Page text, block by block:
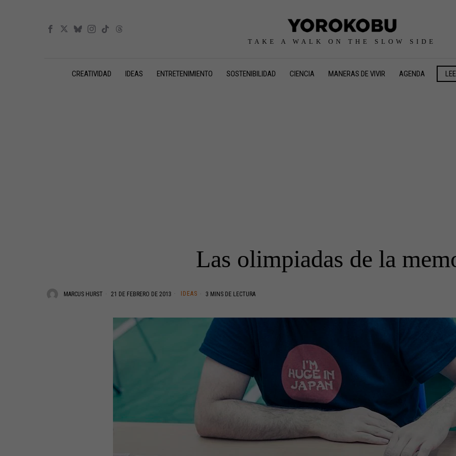
TAKE A WALK ON THE SLOW SIDE
CREATIVIDAD IDEAS ENTRETENIMIENTO SOSTENIBILIDAD CIENCIA MANERAS DE VIVIR AGENDA
Las olimpiadas de la
MARCUS HURST 21 DE FEBRERO DE 2013 IDEAS 3 MINS DE LECTURA